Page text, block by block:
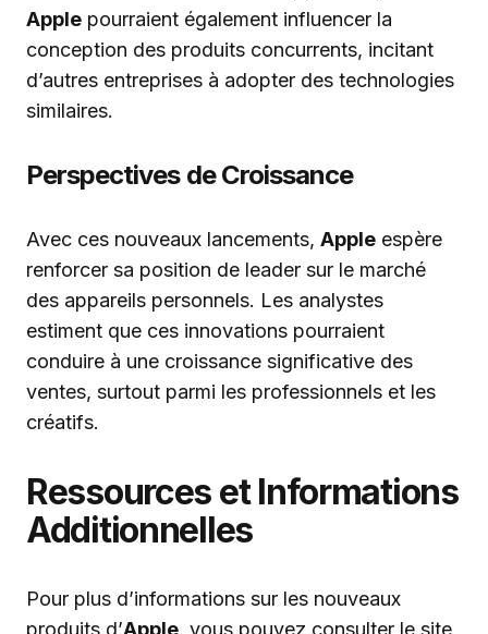
Apple pourraient également influencer la
conception des produits concurrents, incitant
d’autres entreprises à adopter des technologies
similaires.
Perspectives de Croissance
Avec ces nouveaux lancements, Apple espère
renforcer sa position de leader sur le marché
des appareils personnels. Les analystes
estiment que ces innovations pourraient
conduire à une croissance significative des
ventes, surtout parmi les professionnels et les
créatifs.
Ressources et Informations
Additionnelles
Pour plus d’informations sur les nouveaux
produits d’Apple, vous pouvez consulter le site